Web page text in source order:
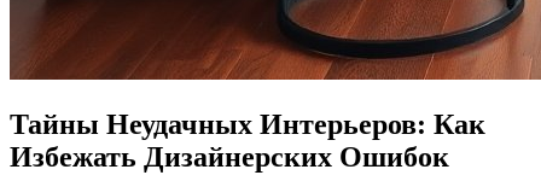
Тайны Неудачных Интерьеров: Как
Избежать Дизайнерских Ошибок